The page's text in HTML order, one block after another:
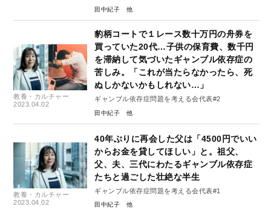
田中紀子
教養・カルチャー
2023.04.02
豹柄コートで１レース数十万円の舟券を
買っていた20代…子供の保育費、数千円
を滞納して気づいたギャンブル依存症の
苦しみ。「これが当たらなかったら、死
ぬしかないかもしれない…」
ギャンブル依存症問題を考える会代表#2
田中紀子
教養・カルチャー
2023.04.02
40年ぶりに再会した父は「4500円でいい
からお金を貸してほしい」と。祖父、
父、夫、三代にわたるギャンブル依存症
たちと過ごした壮絶な半生
ギャンブル依存症問題を考える会代表#1
田中紀子